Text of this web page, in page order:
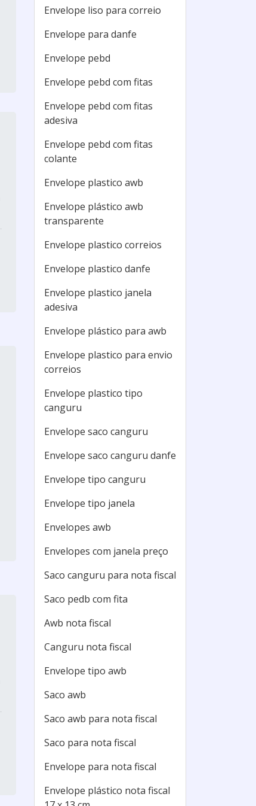
Envelope liso para correio
Envelope para danfe
Envelope pebd
Envelope pebd com fitas
Envelope pebd com fitas
adesiva
Envelope pebd com fitas
colante
Envelope plastico awb
Envelope plástico awb
transparente
Envelope plastico correios
Envelope plastico danfe
Envelope plastico janela
adesiva
Envelope plástico para awb
Envelope plastico para envio
correios
Envelope plastico tipo
canguru
Envelope saco canguru
Envelope saco canguru danfe
Envelope tipo canguru
Envelope tipo janela
Envelopes awb
Envelopes com janela preço
Saco canguru para nota fiscal
Saco pedb com fita
Awb nota fiscal
Canguru nota fiscal
Envelope tipo awb
Saco awb
Saco awb para nota fiscal
Saco para nota fiscal
Envelope para nota fiscal
Envelope plástico nota fiscal